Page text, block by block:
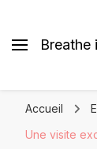
Accueil
Une visite